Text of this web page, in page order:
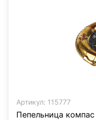
Артикул: 115777
Пепельница компас